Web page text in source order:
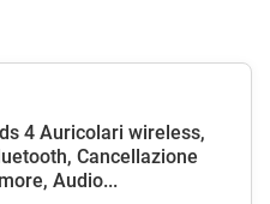
4 Auricolari wireless,
Cancellazione
Audio...